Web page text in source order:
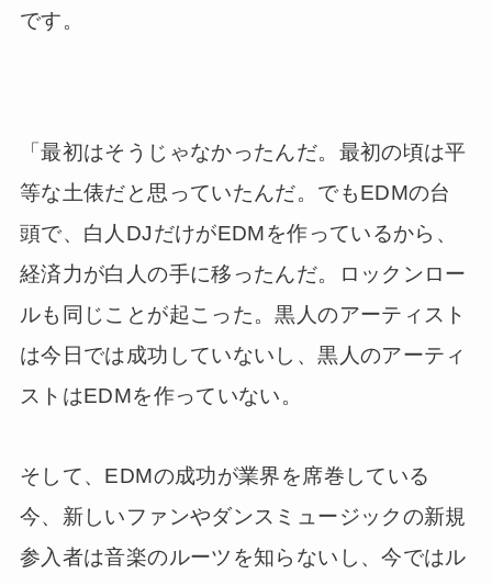
です。
「最初はそうじゃなかったんだ。最初の頃は平
等な土俵だと思っていたんだ。でもEDMの台
頭で、白人DJだけがEDMを作っているから、
経済力が白人の手に移ったんだ。ロックンロー
ルも同じことが起こった。黒人のアーティスト
は今日では成功していないし、黒人のアーティ
ストはEDMを作っていない。
そして、EDMの成功が業界を席巻している
今、新しいファンやダンスミュージックの新規
参入者は音楽のルーツを知らないし、今ではル